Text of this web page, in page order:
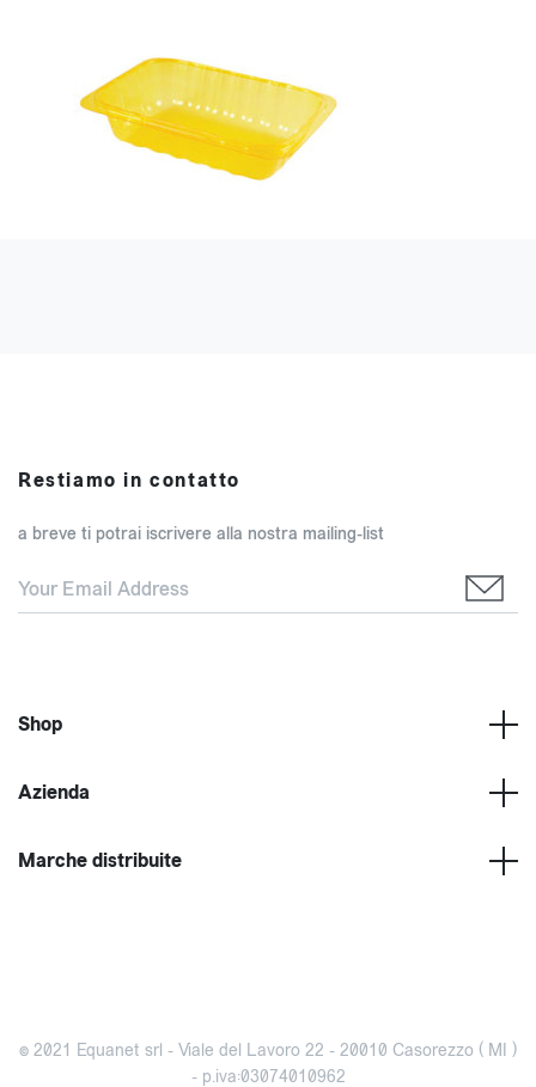
Restiamo in contatto
a breve ti potrai iscrivere alla nostra mailing-list
Shop
Azienda
Marche distribuite
© 2021 Equanet srl - Viale del Lavoro 22 - 20010 Casorezzo ( MI )
- p.iva:03074010962